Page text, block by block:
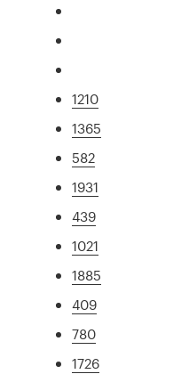
1210
1365
582
1931
439
1021
1885
409
780
1726